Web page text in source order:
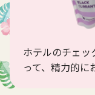
ホテルのチェッ
って、精力的に